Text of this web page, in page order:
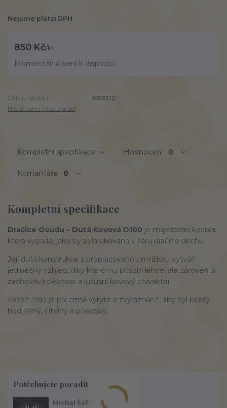
Nejsme plátci DPH
850 Kč/ks
Momentálně není k dispozici
Číslo produktu:
KO3512
Hlídat cenu / dostupnost
Kompletní specifikace Hodnocení 0
Komentáře 0
Kompletní specifikace
Dračice Osudu – Dutá Kovová D100 je majestátní kostka,
která vypadá, jako by byla ukována v žáru dračího dechu.
Její dutá konstrukce s propracovanou mřížkou vytváří
jedinečný vzhled, díky kterému působí lehce, ale zároveň si
zachovává pevnost a luxusní kovový charakter.
Každé číslo je precizně vyryté a zvýrazněné, aby byl každý
hod jasný, čitelný a působivý.
Potřebujete poradit?
Michal Šafář